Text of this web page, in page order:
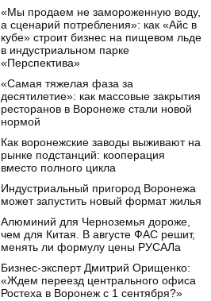
«Мы продаем не замороженную воду,
а сценарий потребления»: как «Айс в
кубе» строит бизнес на пищевом льде
в индустриальном парке
«Перспектива»
«Самая тяжелая фаза за
десятилетие»: как массовые закрытия
ресторанов в Воронеже стали новой
нормой
Как воронежские заводы выживают на
рынке подстанций: кооперация
вместо полного цикла
Индустриальный пригород Воронежа
может запустить новый формат жилья
Алюминий для Черноземья дороже,
чем для Китая. В августе ФАС решит,
менять ли формулу цены РУСАЛа
Бизнес-эксперт Дмитрий Орищенко:
«Ждем переезд центрального офиса
Ростеха в Воронеж с 1 сентября?»